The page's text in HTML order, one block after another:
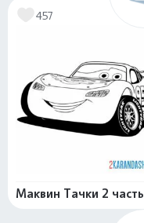
457
Маквин Тачки 2 часть